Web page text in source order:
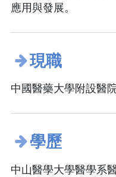
應用與發展。
現職
中國醫藥大學附設醫
學歷
中山醫學大學醫學系